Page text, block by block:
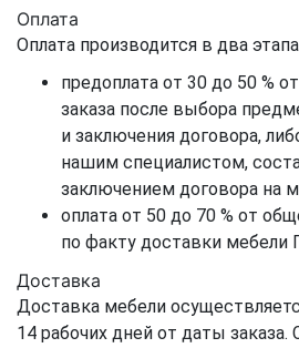
Оплата
Оплата производится в два
предоплата от 30 до 50 %
заказа после выбора
и заключения договора,
нашим специалистом,
заключением договора на
оплата от 50 до 70 % от
по факту доставки мебели
Доставка
Доставка мебели
14 рабочих дней от даты заказа.